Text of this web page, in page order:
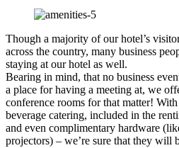
Though a majority of our hotel’s
across the country, many business
staying at our hotel as well.
Bearing in mind, that no business
a place for having a meeting at, we
conference rooms for that matter!
beverage catering, included in the
and even complimentary hardware
projectors) – we’re sure that they will